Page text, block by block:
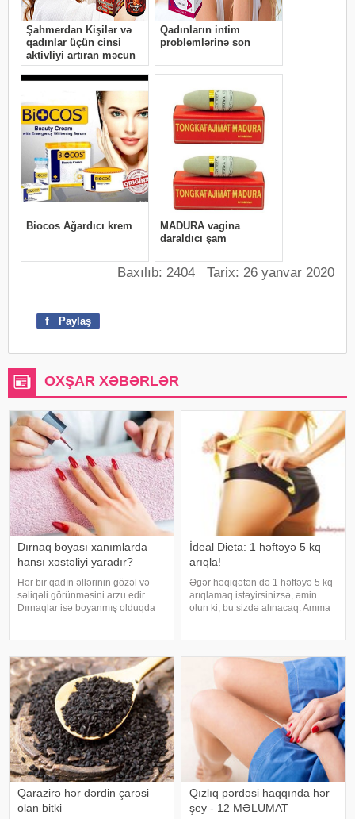
Baxılıb: 2404 Tarix: 26 yanvar 2020
f Paylaş
OXŞAR XƏBƏRLƏR
Dırnaq boyası xanımlarda
hansı xəstəliyi yaradır?
Hər bir qadın əllərinin gözəl və
səliqəli görünməsini arzu edir.
Dırnaqlar isə boyanmış olduqda
dırnaq boyalarının müxtəli
İdeal Dieta: 1 həftəyə 5 kq
arıqla!
Əgər həqiqətən də 1 həftəyə 5 kq
arıqlamaq istəyirsinizsə, əmin
olun ki, bu sizdə alınacaq. Amma
gün ərzində siz qida qəbu
Qarazirə hər dərdin çarəsi
olan bitki
Qızlıq pərdəsi haqqında hər
şey - 12 MƏLUMAT